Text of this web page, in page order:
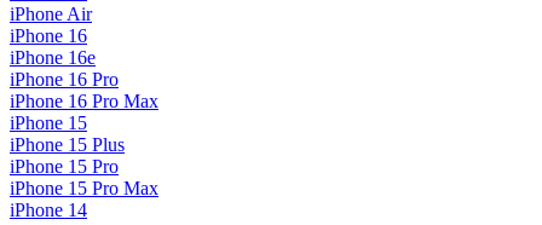
iPhone Air
iPhone 16
iPhone 16e
iPhone 16 Pro
iPhone 16 Pro Max
iPhone 15
iPhone 15 Plus
iPhone 15 Pro
iPhone 15 Pro Max
iPhone 14